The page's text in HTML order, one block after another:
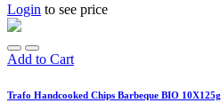
Login to see price
Add to Cart
Trafo Handcooked Chips Barbeque BIO 10X125g